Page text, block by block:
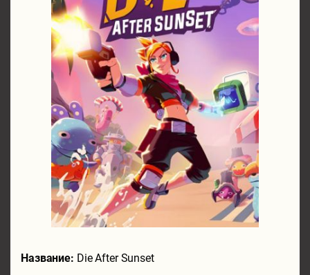
Название: Die After Sunset